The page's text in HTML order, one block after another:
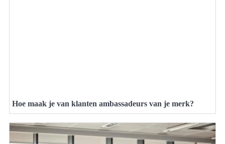
Hoe maak je van klanten ambassadeurs van je merk?